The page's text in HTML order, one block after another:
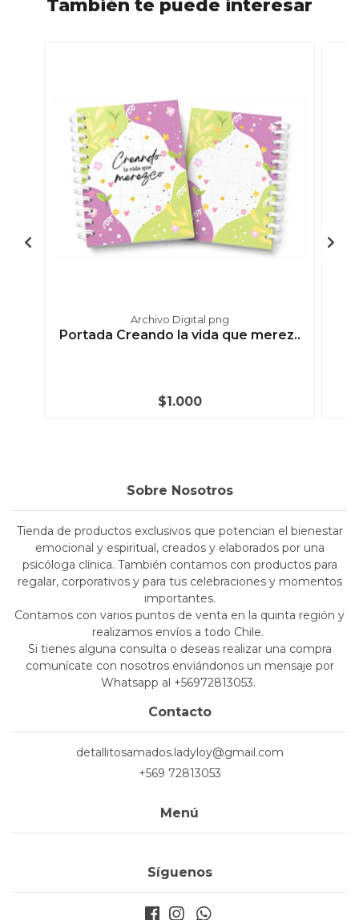
También te puede interesar
Archivo Digital png
Portada Creando la vida que merez..
$1.000
Sobre Nosotros
Tienda de productos exclusivos que potencian el bienestar
emocional y espiritual, creados y elaborados por una
psicóloga clínica. También contamos con productos para
regalar, corporativos y para tus celebraciones y momentos
importantes.
Contamos con varios puntos de venta en la quinta región y
realizamos envíos a todo Chile.
Si tienes alguna consulta o deseas realizar una compra
comunícate con nosotros enviándonos un mensaje por
Whatsapp al +56972813053.
Contacto
detallitosamados.ladyloy@gmail.com
+569 72813053
Menú
Síguenos